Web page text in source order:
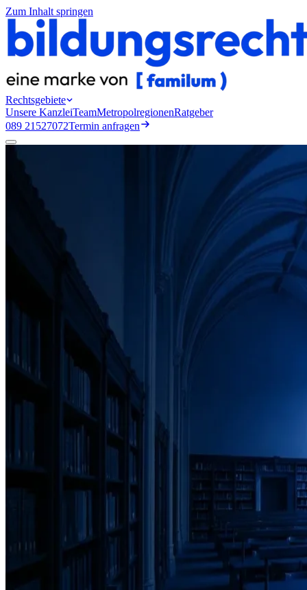
Zum Inhalt springen
Rechtsgebiete
Unsere KanzleiTeamMetropolregionenRatgeber
089 21527072Termin anfragen